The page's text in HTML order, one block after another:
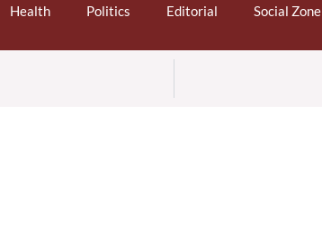
Health Politics Editorial Social Zone